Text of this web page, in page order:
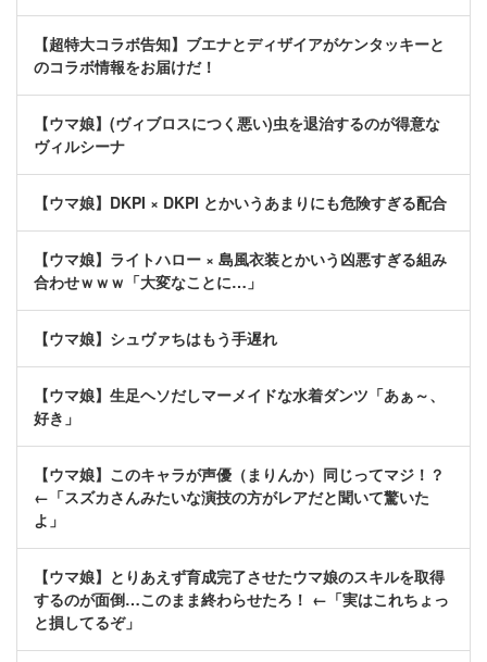
【超特大コラボ告知】ブエナとディザイアがケンタッキーと
のコラボ情報をお届けだ！
【ウマ娘】(ヴィブロスにつく悪い)虫を退治するのが得意な
ヴィルシーナ
【ウマ娘】DKPI × DKPI とかいうあまりにも危険すぎる配合
【ウマ娘】ライトハロー × 島風衣装とかいう凶悪すぎる組み
合わせｗｗｗ「大変なことに…」
【ウマ娘】シュヴァちはもう手遅れ
【ウマ娘】生足ヘソだしマーメイドな水着ダンツ「あぁ～、
好き」
【ウマ娘】このキャラが声優（まりんか）同じってマジ！？
←「スズカさんみたいな演技の方がレアだと聞いて驚いた
よ」
【ウマ娘】とりあえず育成完了させたウマ娘のスキルを取得
するのが面倒…このまま終わらせたろ！ ←「実はこれちょっ
と損してるぞ」